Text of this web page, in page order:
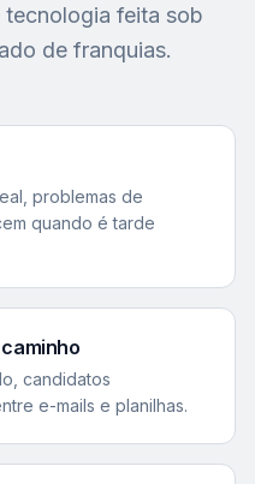
feita sob
de franquias.
problemas de
quando é tarde
candidatos
e-mails e planilhas.